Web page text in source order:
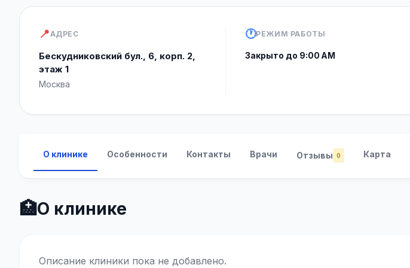
📍АДРЕС
Бескудниковский бул., 6, корп. 2,
этаж 1
Москва
🕐РЕЖИМ РАБОТЫ
Закрыто до 9:00 AM
О клинике Особенности Контакты Врачи Отзывы 0 Карта
🏥О клинике
Описание клиники пока не добавлено.